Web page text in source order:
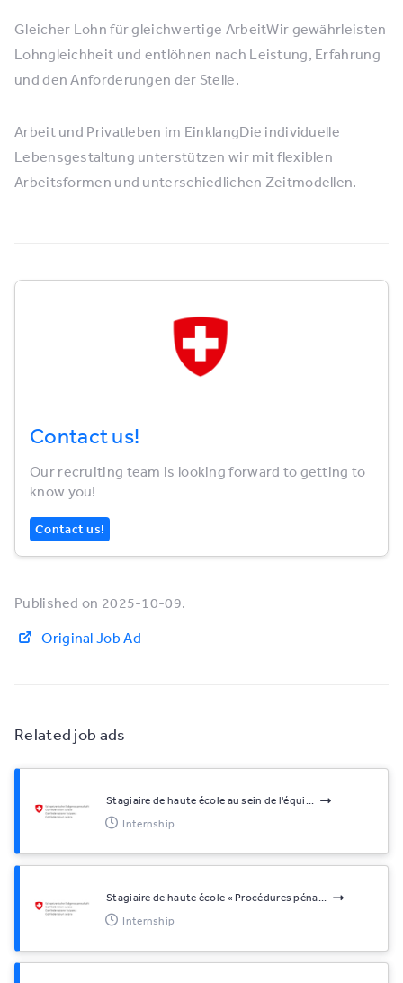
Related job ads
Stagiaire de haute école au sein de l'équi...
Internship
Stagiaire de haute école « Procédures péna...
Internship
Gleicher Lohn für gleichwertige ArbeitWir gewährleisten
Lohngleichheit und entlöhnen nach Leistung, Erfahrung
und den Anforderungen der Stelle.
Arbeit und Privatleben im EinklangDie individuelle
Lebensgestaltung unterstützen wir mit flexiblen
Arbeitsformen und unterschiedlichen Zeitmodellen.
Contact us!
Our recruiting team is looking forward to getting to
know you!
Contact us!
Published on 2025-10-09.
Original Job Ad